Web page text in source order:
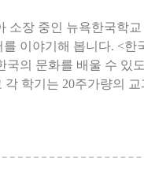
소장 중인 뉴욕한국학
이야기해 봅니다. <한
국의 문화를 배울 수 있
학기는 20주가량의